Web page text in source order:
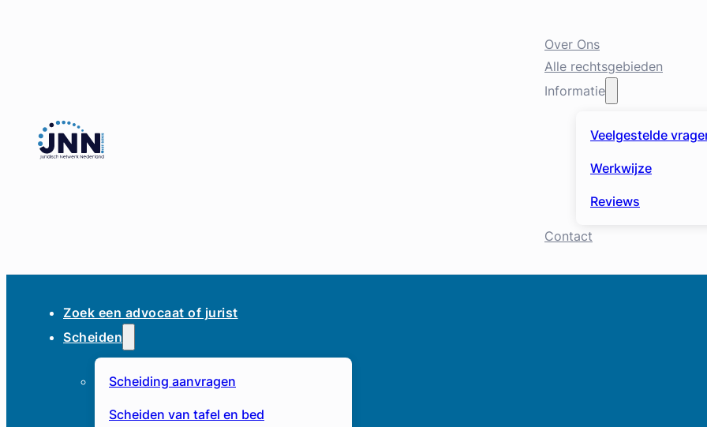
Over Ons
Alle rechtsgebieden
Informatie
Veelgestelde
Werkwijze
Reviews
Contact
Zoek een advocaat of jurist
Scheiden
Scheiding aanvragen
Scheiden van tafel en bed